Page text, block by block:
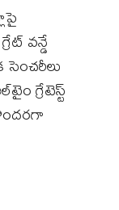
వన్డే
సెంచరీలు
గ్రేటెస్ట్‌